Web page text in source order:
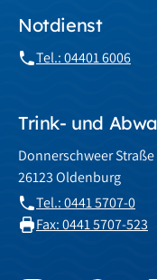
Notdienst
Tel.: 04401 6006
Trink- und
Donnerschweer Straße
26123 Oldenburg
Tel.: 0441 5707-0
Fax: 0441 5707-523